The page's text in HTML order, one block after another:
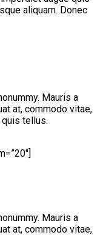
aliquam. Donec
Mauris a
at, commodo vitae,
tellus.
Mauris a
at, commodo vitae,